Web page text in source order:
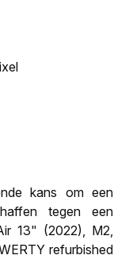
kans om een
tegen een
13" (2022), M2,
refurbished